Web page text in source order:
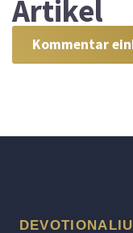
Artikel
Kommentar